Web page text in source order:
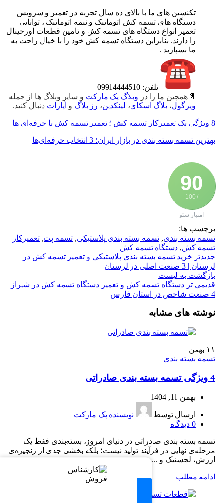
تکنسین های ما با بالای ده سال تجربه در تعمیر و سرویس
دستگاه های تسمه کش اتوماتیک و نیمه اتوماتیک ، توانایی
تعمیر انواع دستگاه های تسمه کش و تامین قطعات اورجینال
را دارند. بنابراین دستگاه تسمه کش خود را با خیال راحت به
ما بسپارید .
تلفن: 09914444510
📄 همچین ما را در وبلاگ پک مارکت و سایر وبلاگ ها از جمله
ویرگول، بلاگ اسکای، لینکدین، رز بلاگ و آپارات دنبال کنید.
8 ویژگی یک تعمیرکار تسمه کش ؛ تعمیر تسمه کش با حرفه‌ای ها
بهترین تسمه بسته‌ بندی در بازار ایران؛ 3 انتخاب حرفه‌ای‌ها
90
/ 100
امتیاز سئو
برچسب ها:
تسمه بسته بندی, تسمه بسته بندی پلاستیکی, تسمه پت, تعمیرکار
تسمه کش, دستگاه تسمه کش
جدیدتر خرید تسمه بسته بندی پلاستیکی و تعمیر تسمه کش در
لرستان | 3 صنعت اصلی در لرستان
بازگشت به لیست
قدیمی تر دستگاه تسمه‌ کش و تعمیر دستگاه تسمه کش در شیراز |
4 صنعت شاخص در استان فارس
نوشته های مشابه
۱۱ بهمن
تسمه بسته بندی
4 ویژگی تسمه بسته‌ بندی صادراتی
بهمن 11, 1404
ارسال توسط
نویسنده پک مارکت
0 دیدگاه
تسمه بسته‌ بندی صادراتی در دنیای امروز، بسته‌بندی فقط یک
مرحله‌ی نهایی در فرآیند تولید نیست؛ بلکه بخشی جدی از زنجیره‌ی
ارزش، لجستیک و ...
ادامه مطلب